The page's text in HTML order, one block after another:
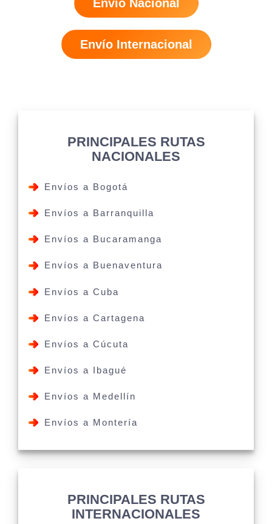
Envío Nacional
Envío Internacional
PRINCIPALES RUTAS
NACIONALES
Envíos a Bogotá
Envíos a Barranquilla
Envíos a Bucaramanga
Envíos a Buenaventura
Envíos a Cuba
Envíos a Cartagena
Envíos a Cúcuta
Envíos a Ibagué
Envíos a Medellín
Envíos a Montería
PRINCIPALES RUTAS
INTERNACIONALES